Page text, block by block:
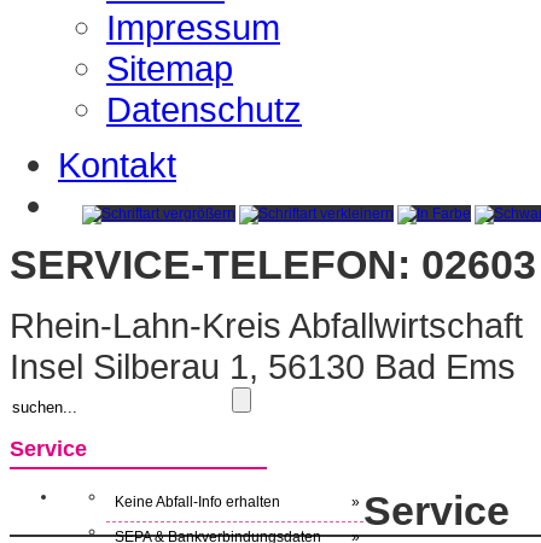
Impressum
Sitemap
Datenschutz
Kontakt
SERVICE-TELEFON:
Rhein-Lahn-Kreis Abfallwirtschaft
Insel Silberau 1, 56130 Bad Ems
Service
Keine Abfall-Info erhalten »
SEPA & Bankverbindungsdaten »
Service